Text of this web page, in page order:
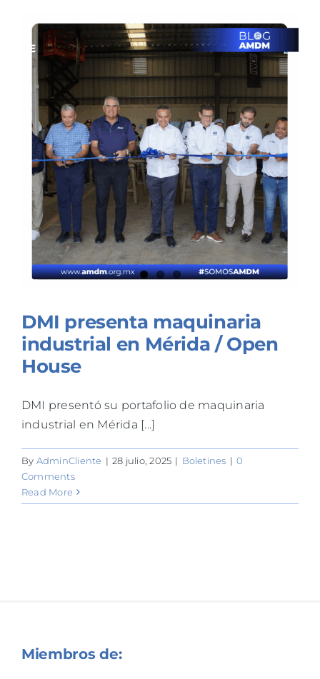
DMI presenta maquinaria
industrial en Mérida / Open
House
DMI presentó su portafolio de maquinaria
industrial en Mérida [...]
By AdminCliente | 28 julio, 2025 | Boletines | 0
Comments
Read More
Miembros de: